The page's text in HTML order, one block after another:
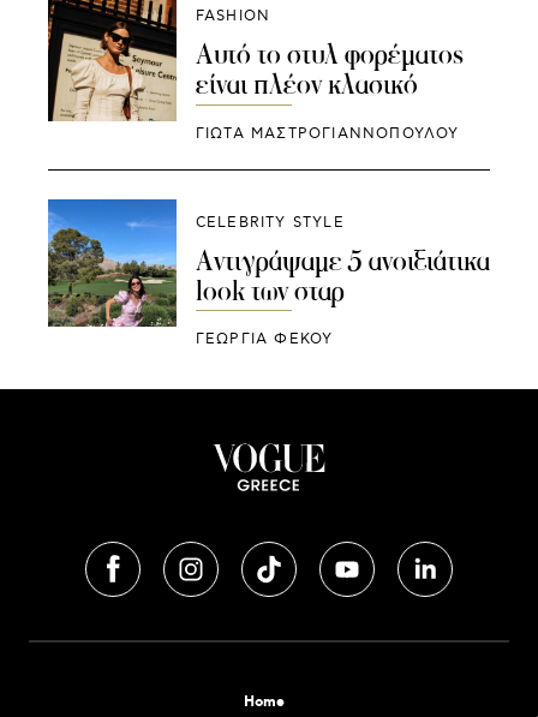
FASHION
Αυτό το στυλ φορέματος
είναι πλέον κλασικό
ΓΙΩΤΑ ΜΑΣΤΡΟΓΙΑΝΝΟΠΟΥΛΟΥ
CELEBRITY STYLE
Αντιγράψαμε 5 ανοιξιάτικα
look των σταρ
ΓΕΩΡΓΙΑ ΦΕΚΟΥ
Home